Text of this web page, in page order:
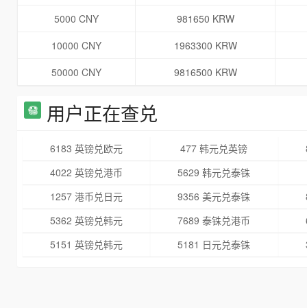
5000 CNY
981650 KRW
10000 CNY
1963300 KRW
50000 CNY
9816500 KRW
用户正在查兑
6183 英镑兑欧元 477 韩元兑英镑
4022 英镑兑港币
5629 韩元兑泰铢
1257 港币兑日元
9356 美元兑泰铢
5362 英镑兑韩元
7689 泰铢兑港币
5151 英镑兑韩元
5181 日元兑泰铢